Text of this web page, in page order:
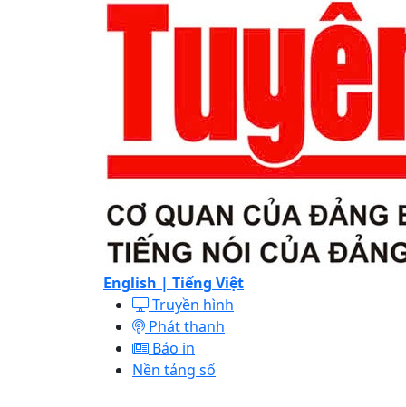
English | Tiếng Việt
Truyền hình
Phát thanh
Báo in
Nền tảng số